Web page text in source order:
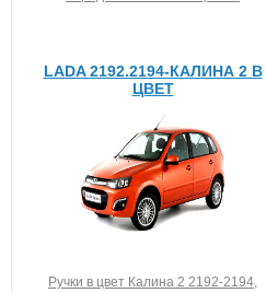
LADA 2192.2194-КАЛИНА 2 В
ЦВЕТ
Ручки в цвет Калина 2 2192-2194,